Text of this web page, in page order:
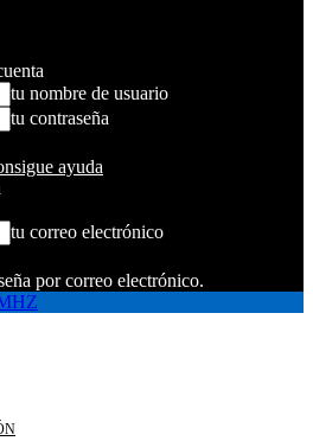
tu nombre de usuario
tu contraseña
ayuda
tu correo electrónico
por correo electrónico.